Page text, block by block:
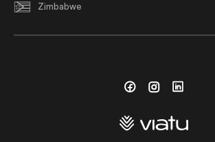
Zimbabwe
FacebookInstagramLinkedin